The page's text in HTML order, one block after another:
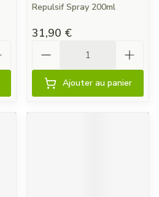
Repulsif Spray 200ml
31,90 €
Ajouter au panier